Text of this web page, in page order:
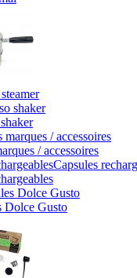
/ accessoires
Capsules
Dolce Gusto